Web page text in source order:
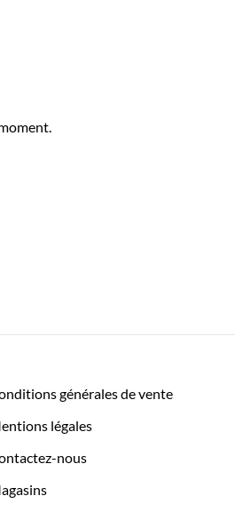
générales de vente
légales
nous